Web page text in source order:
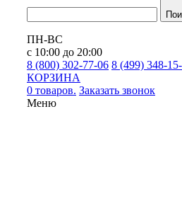
ПН-ВС
с 10:00 до 20:00
8 (800) 302-77-06 8 (499) 348-15-
КОРЗИНА
0 товаров. Заказать звонок
Меню